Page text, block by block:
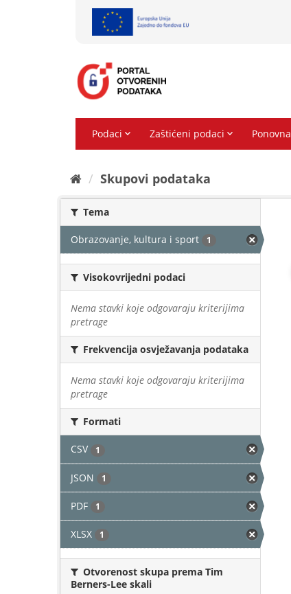
Skupovi podаtаkа
Tema
Obrazovanje, kultura i sport 1
Visokovrijedni podaci
Nema stavki koje odgovaraju kriterijima
pretrage
Frekvencija osvježavanja podataka
Nema stavki koje odgovaraju kriterijima
pretrage
Formati
CSV 1
JSON 1
PDF 1
XLSX 1
Otvorenost skupa prema Tim
Berners-Lee skali